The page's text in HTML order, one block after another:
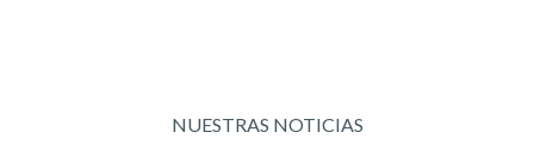
NUESTRAS NOTICIAS